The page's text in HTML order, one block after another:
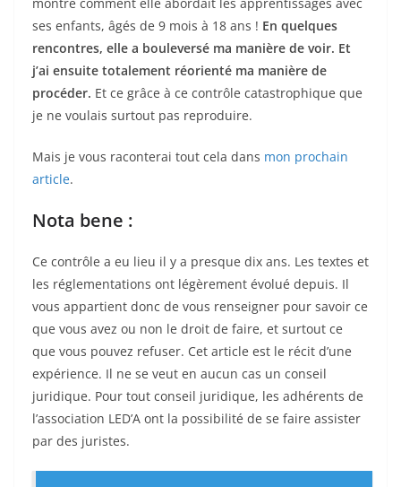
ses enfants, âgés de 9 mois à 18 ans ! En quelques
rencontres, elle a bouleversé ma manière de voir. Et
j’ai ensuite totalement réorienté ma manière de
procéder. Et ce grâce à ce contrôle catastrophique que
je ne voulais surtout pas reproduire.
Mais je vous raconterai tout cela dans mon prochain
article.
Nota bene :
Ce contrôle a eu lieu il y a presque dix ans. Les textes et
les réglementations ont légèrement évolué depuis. Il
vous appartient donc de vous renseigner pour savoir ce
que vous avez ou non le droit de faire, et surtout ce
que vous pouvez refuser. Cet article est le récit d’une
expérience. Il ne se veut en aucun cas un conseil
juridique. Pour tout conseil juridique, les adhérents de
l’association LED’A ont la possibilité de se faire assister
par des juristes.